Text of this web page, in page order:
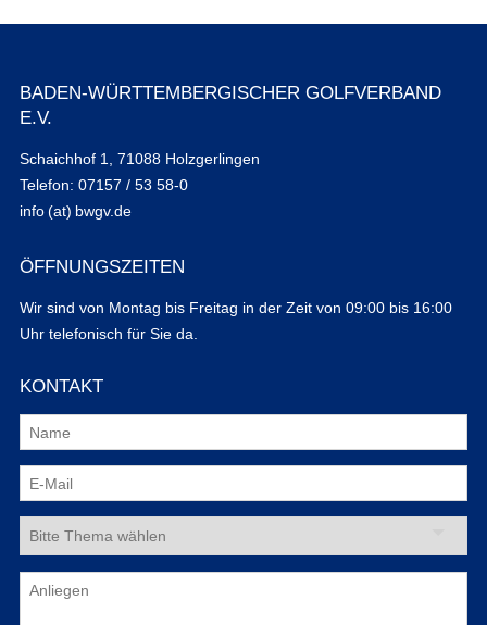
BADEN-WÜRTTEMBERGISCHER GOLFVERBAND
E.V.
Schaichhof 1, 71088 Holzgerlingen
Telefon: 07157 / 53 58-0
info (at) bwgv.de
ÖFFNUNGSZEITEN
Wir sind von Montag bis Freitag in der Zeit von 09:00 bis 16:00
Uhr telefonisch für Sie da.
KONTAKT